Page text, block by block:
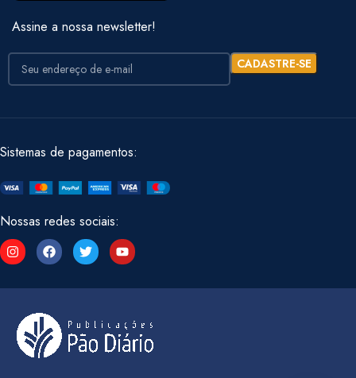
Assine a nossa newsletter!
Sistemas de pagamentos:
Nossas redes sociais: